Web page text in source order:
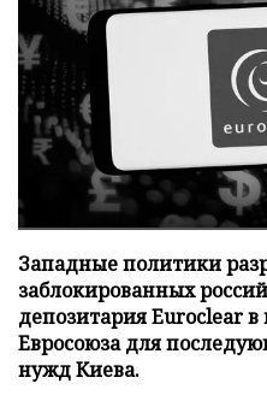
Западные политики
заблокированных
депозитария Euroclear в
Евросоюза для
нужд Киева.